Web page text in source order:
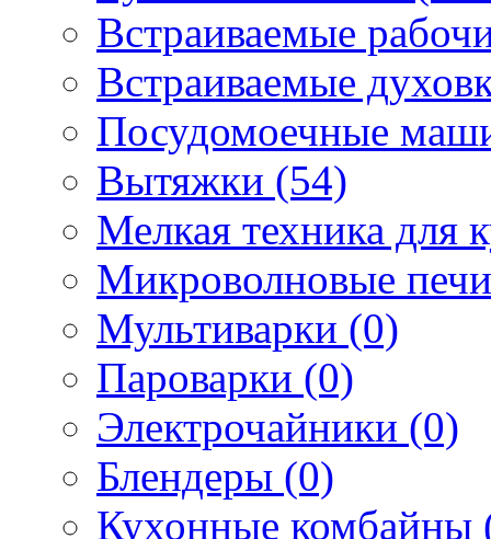
Встраиваемые
Встраиваемые
Посудомоечные
Вытяжки (54)
Мелкая техника для
Микроволновые
Мультиварки (0)
Пароварки (0)
Электрочайники (0)
Блендеры (0)
Кухонные комбайны